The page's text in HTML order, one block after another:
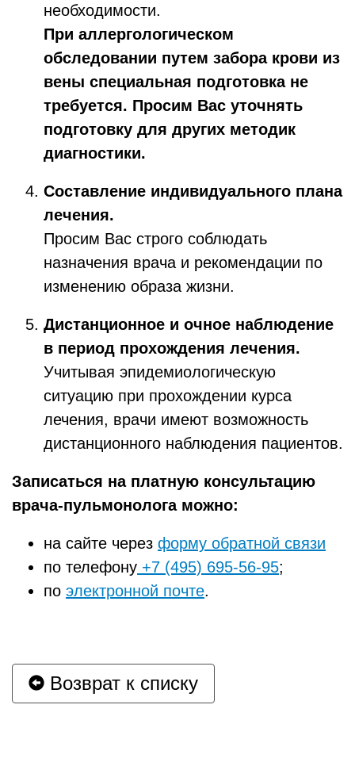
необходимости.
При аллергологическом
обследовании путем забора крови из
вены специальная подготовка не
требуется. Просим Вас уточнять
подготовку для других методик
диагностики.
Составление индивидуального плана
лечения.
Просим Вас строго соблюдать
назначения врача и рекомендации по
изменению образа жизни.
Дистанционное и очное наблюдение
в период прохождения лечения.
Учитывая эпидемиологическую
ситуацию при прохождении курса
лечения, врачи имеют возможность
дистанционного наблюдения пациентов.
Записаться на платную консультацию
врача-пульмонолога можно:
на сайте через форму обратной связи
по телефону +7 (495) 695-56-95;
по электронной почте.
Возврат к списку